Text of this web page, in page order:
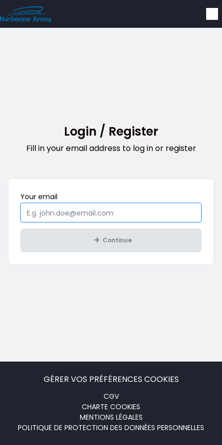
Skip to main content
Login / Register
Fill in your email address to log in or register
Your email
Continue
GÉRER VOS PRÉFÉRENCES COOKIES
CGV
CHARTE COOKIES
MENTIONS LÉGALES
POLITIQUE DE PROTECTION DES DONNÉES PERSONNELLES